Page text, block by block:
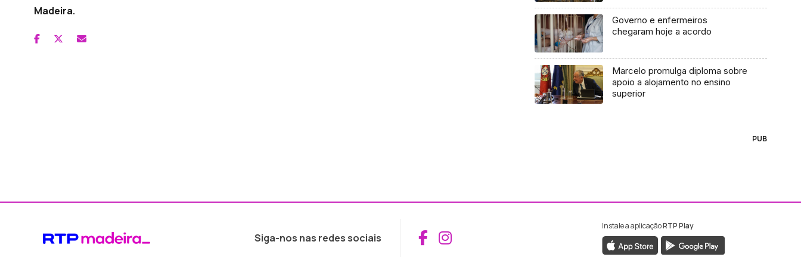
Madeira.
Governo e enfermeiros
chegaram hoje a acordo
Marcelo promulga diploma sobre
apoio a alojamento no ensino
superior
PUB
Siga-nos nas redes sociais Aceder ao Facebook da RTP Madeira
Aceder ao Instagram da RTP Madeira
Instale a aplicaçãoRTP Play